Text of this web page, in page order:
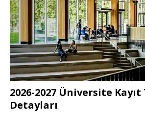
2026-2027 Üniversite
Detayları